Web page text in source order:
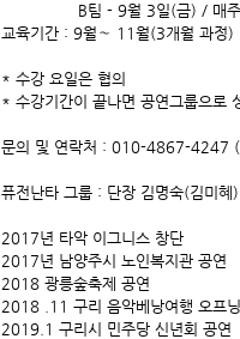
B팀 - 9월 3일(금) / 매주 금
교육기간 : 9월～ 11월(3개월 과정)
* 수강 요일은 협의
* 수강기간이 끝나면 공연그룹으로
문의 및 연락처 : 010-4867-4247 (
퓨전난타 그룹 : 단장 김명숙(김미혜)
2017년 타악 이그니스 창단
2017년 남양주시 노인복지관 공연
2018 광릉숲축제 공연
2018 .11 구리 음악베낭여행 오프
2019.1 구리시 민주당 신년회 공연